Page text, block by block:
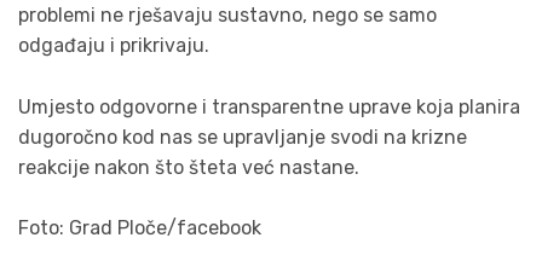
problemi ne rješavaju sustavno, nego se samo
odgađaju i prikrivaju.
Umjesto odgovorne i transparentne uprave koja planira
dugoročno kod nas se upravljanje svodi na krizne
reakcije nakon što šteta već nastane.
Foto: Grad Ploče/facebook